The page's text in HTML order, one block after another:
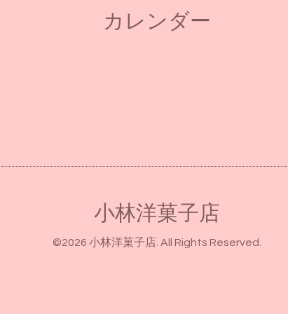
カレンダー
小林洋菓子店
©2026 小林洋菓子店. All Rights Reserved.